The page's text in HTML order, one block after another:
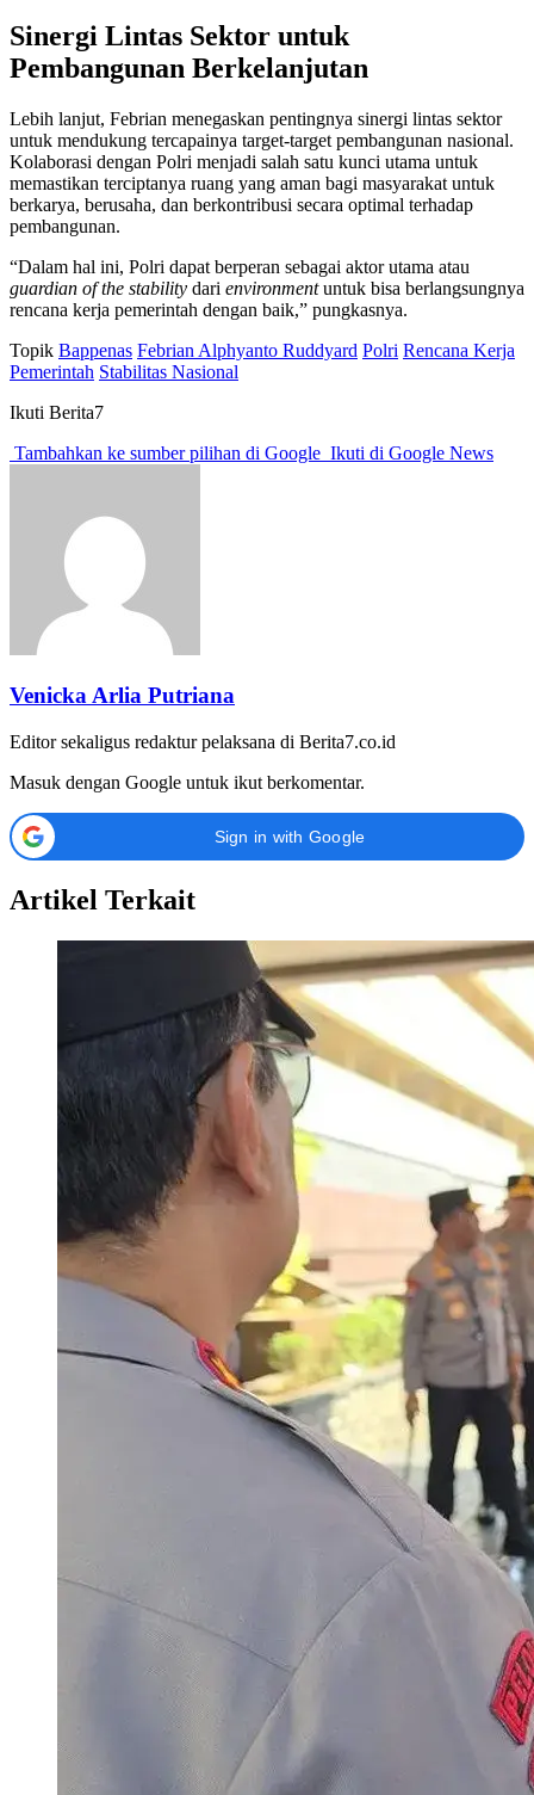
Sinergi Lintas Sektor untuk
Pembangunan Berkelanjutan
Lebih lanjut, Febrian menegaskan pentingnya sinergi lintas sektor
untuk mendukung tercapainya target-target pembangunan nasional.
Kolaborasi dengan Polri menjadi salah satu kunci utama untuk
memastikan terciptanya ruang yang aman bagi masyarakat untuk
berkarya, berusaha, dan berkontribusi secara optimal terhadap
pembangunan.
“Dalam hal ini, Polri dapat berperan sebagai aktor utama atau
guardian of the stability dari environmentuntuk bisa berlangsungnya
rencana kerja pemerintah dengan baik,” pungkasnya.
Topik Bappenas Febrian Alphyanto Ruddyard Polri Rencana Kerja
Pemerintah Stabilitas Nasional
Ikuti Berita7
Tambahkan ke sumber pilihan di Google Ikuti di Google News
Venicka Arlia Putriana
Editor sekaligus redaktur pelaksana di Berita7.co.id
Masuk dengan Google untuk ikut berkomentar.
Sign in with Google
Artikel Terkait